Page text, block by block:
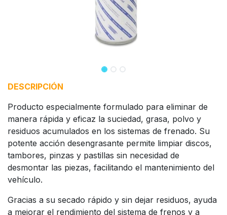
DESCRIPCIÓN
Producto especialmente formulado para eliminar de
manera rápida y eficaz la suciedad, grasa, polvo y
residuos acumulados en los sistemas de frenado. Su
potente acción desengrasante permite limpiar discos,
tambores, pinzas y pastillas sin necesidad de
desmontar las piezas, facilitando el mantenimiento del
vehículo.
Gracias a su secado rápido y sin dejar residuos, ayuda
a mejorar el rendimiento del sistema de frenos y a